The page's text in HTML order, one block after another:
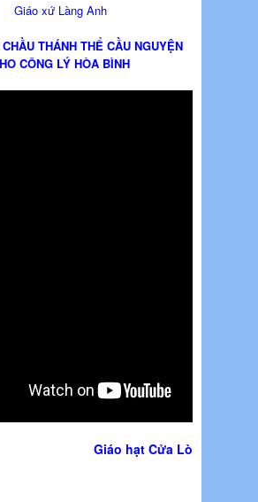
Giáo xứ Làng Anh
THÁNH THỂ CẦU NGUYỆN
CÔNG LÝ HÒA BÌNH
Giáo hạt Cửa Lò